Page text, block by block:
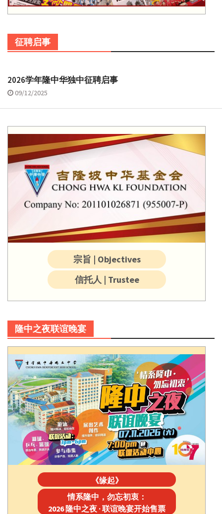
征聘启事
2026学年隆中华独中征聘启事
09/12/2025
宗旨 | Objectives
信托人 | Trustee
隆中之夜联谊晚宴
《缘起》
情系隆中，勿忘初衷：
2026 隆中之夜 · 联谊晚宴开始售票